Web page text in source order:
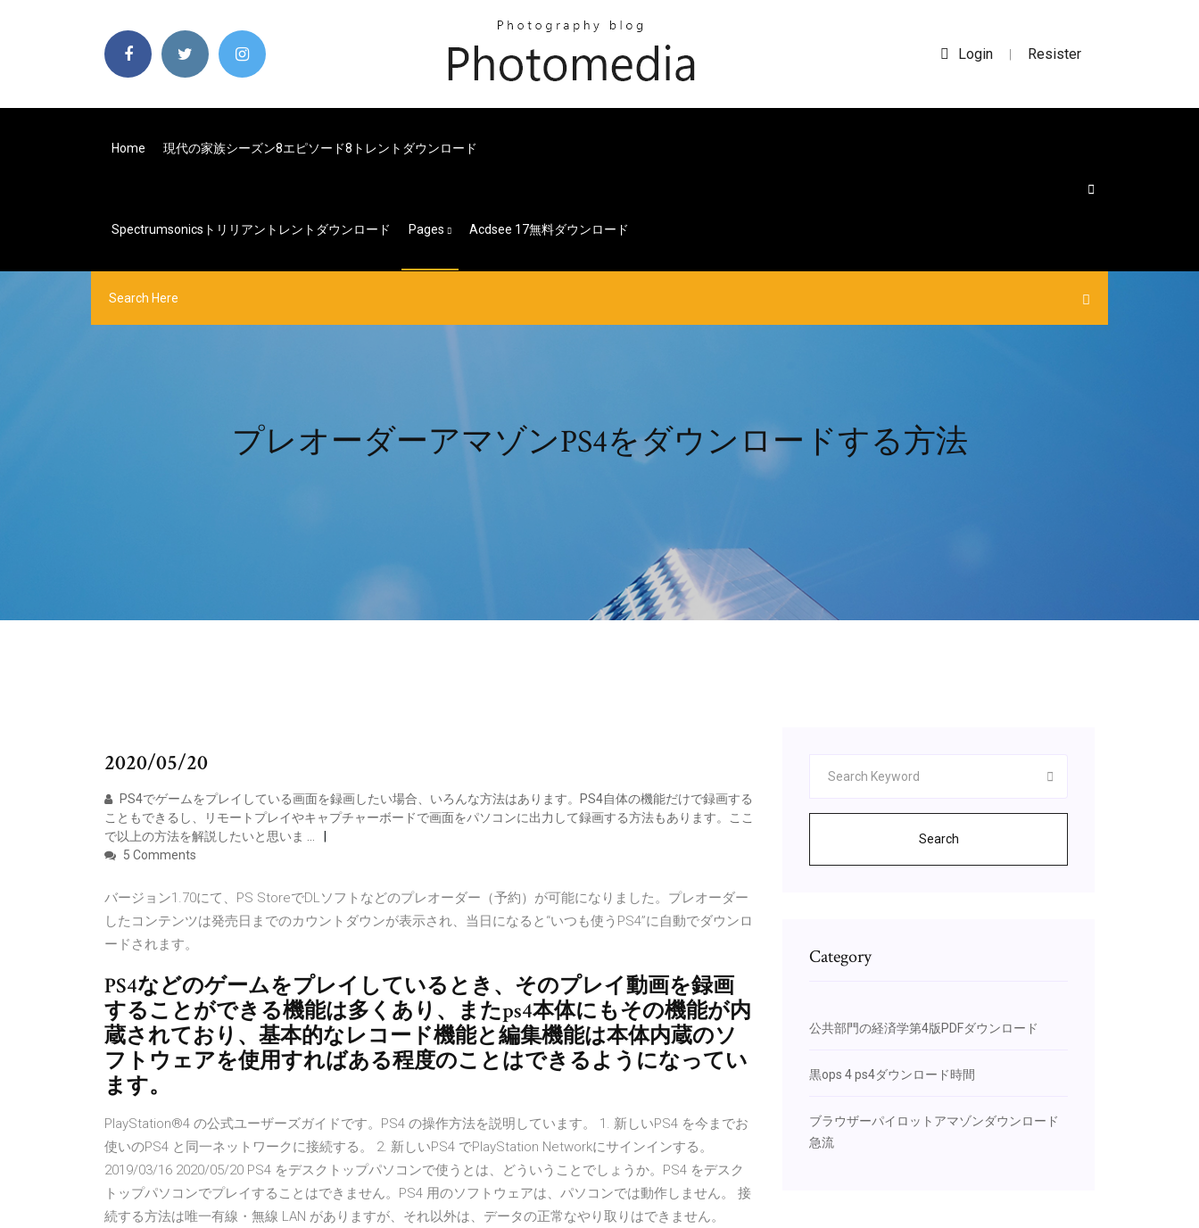
Login | Resister
Home 現代の家族シーズン8エピソード8トレントダウンロード
Spectrumsonicsトリリアントレントダウンロード Pages Acdsee 17無料ダウンロード
プレオーダーアマゾンPS4をダウンロードする方法
2020/05/20
PS4でゲームをプレイしている画面を録画したい場合、いろんな方法はあります。PS4自体の機能だけで録画する
こともできるし、リモートプレイやキャプチャーボードで画面をパソコンに出力して録画する方法もあります。ここ
で以上の方法を解説したいと思いま …
5 Comments
バージョン1.70にて、PS StoreでDLソフトなどのプレオーダー（予約）が可能になりました。プレオーダー
したコンテンツは発売日までのカウントダウンが表示され、当日になると“いつも使うPS4”に自動でダウンロ
ードされます。
PS4などのゲームをプレイしているとき、そのプレイ動画を録画
することができる機能は多くあり、またps4本体にもその機能が内
蔵されており、基本的なレコード機能と編集機能は本体内蔵のソ
フトウェアを使用すればある程度のことはできるようになってい
ます。
PlayStation®4 の公式ユーザーズガイドです。PS4 の操作方法を説明しています。 1. 新しいPS4 を今までお
使いのPS4 と同一ネットワークに接続する。 2. 新しいPS4 でPlayStation Networkにサインインする。
2019/03/16 2020/05/20 PS4 をデスクトップパソコンで使うとは、どういうことでしょうか。PS4 をデスク
トップパソコンでプレイすることはできません。PS4 用のソフトウェアは、パソコンでは動作しません。 接
続する方法は唯一有線・無線 LAN がありますが、それ以外は、データの正常なやり取りはできません。
Search
Category
公共部門の経済学第4版PDFダウンロード
黒ops 4 ps4ダウンロード時間
ブラウザーパイロットアマゾンダウンロード
急流